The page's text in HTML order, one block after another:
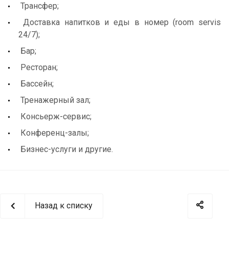
Трансфер;
Доставка напитков и еды в номер (room servis
24/7);
Бар;
Ресторан;
Бассейн;
Тренажерный зал;
Консьерж-сервис;
Конференц-залы;
Бизнес-услуги и другие.
Назад к списку